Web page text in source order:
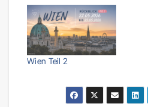
Wien Teil 2